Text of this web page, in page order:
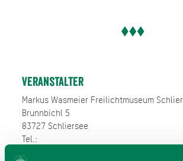
Veranstalter
Markus Wasmeier Freilichtmuseum
Brunnbichl 5
83727 Schliersee
Tel.:
zur Website